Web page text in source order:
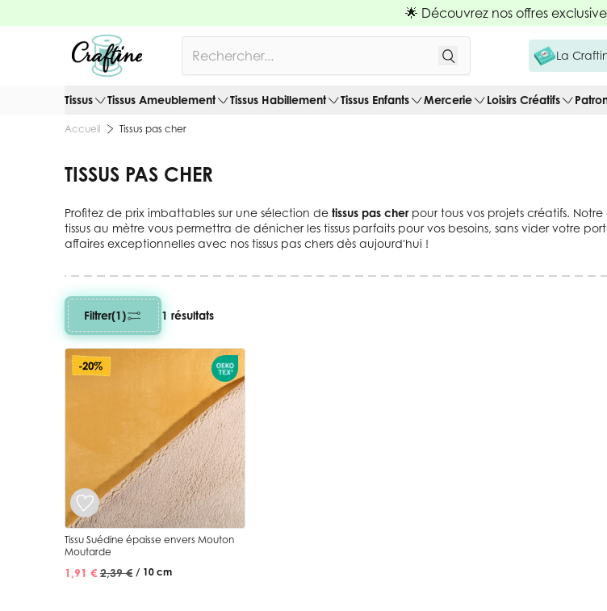
🌟 Découvrez nos offres
La
Tissus Tissus Ameublement Tissus Habillement Tissus Enfants Mercerie Loisirs Créatifs
Accueil Tissus pas cher
TISSUS PAS CHER
Profitez de prix imbattables sur une sélection de tissus pas cher pour tous vos projets créatifs.
tissus au mètre vous permettra de dénicher les tissus parfaits pour vos besoins, sans vider votre
affaires exceptionnelles avec nos tissus pas chers dès aujourd'hui !
Filtrer(1) 1 résultats
-20%
Tissu Suédine épaisse envers Mouton
Moutarde
1,91 € 2,39 € / 10 cm